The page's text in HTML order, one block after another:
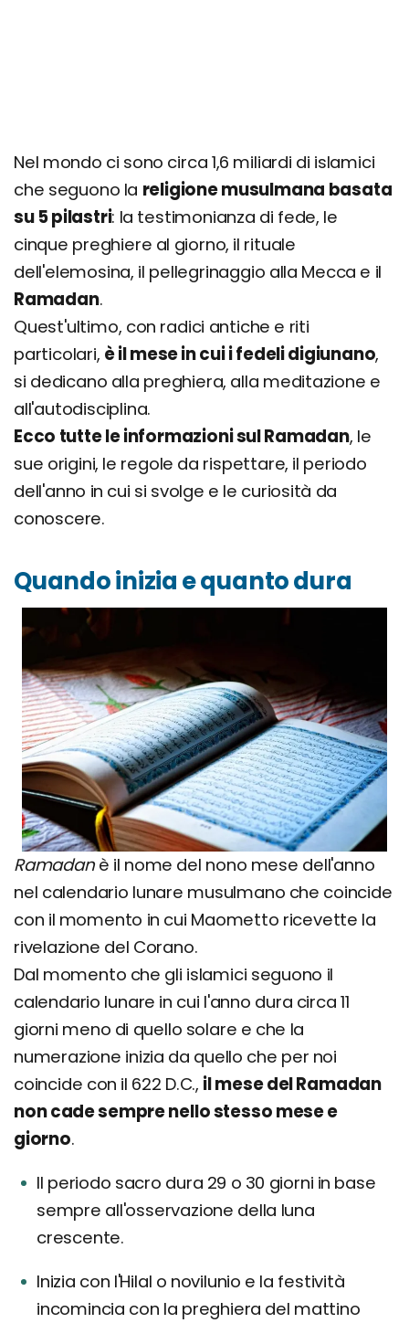
Nel mondo ci sono circa 1,6 miliardi di islamici
che seguono la religione musulmana basata
su 5 pilastri: la testimonianza di fede, le
cinque preghiere al giorno, il rituale
dell'elemosina, il pellegrinaggio alla Mecca e il
Ramadan.
Quest'ultimo, con radici antiche e riti
particolari, è il mese in cui i fedeli digiunano,
si dedicano alla preghiera, alla meditazione e
all'autodisciplina.
Ecco tutte le informazioni sul Ramadan, le
sue origini, le regole da rispettare, il periodo
dell'anno in cui si svolge e le curiosità da
conoscere.
Quando inizia e quanto dura
Ramadanè il nome del nono mese dell'anno
nel calendario lunare musulmano che coincide
con il momento in cui Maometto ricevette la
rivelazione del Corano.
Dal momento che gli islamici seguono il
calendario lunare in cui l'anno dura circa 11
giorni meno di quello solare e che la
numerazione inizia da quello che per noi
coincide con il 622 D.C., il mese del Ramadan
non cade sempre nello stesso mese e
giorno.
Il periodo sacro dura 29 o 30 giorni in base
sempre all'osservazione della luna
crescente.
Inizia con l'Hilal o novilunio e la festività
incomincia con la preghiera del mattino